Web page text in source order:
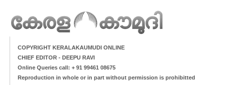
COPYRIGHT KERALAKAUMUDI ONLINE
CHIEF EDITOR - DEEPU RAVI
Online Queries call: + 91 99461 08675
Reproduction in whole or in part without permission is prohibitted